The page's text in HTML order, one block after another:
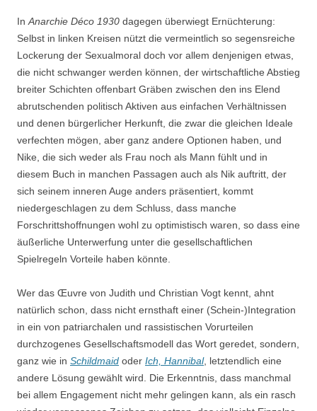
In Anarchie Déco 1930 dagegen überwiegt Ernüchterung:
Selbst in linken Kreisen nützt die vermeintlich so segensreiche
Lockerung der Sexualmoral doch vor allem denjenigen etwas,
die nicht schwanger werden können, der wirtschaftliche Abstieg
breiter Schichten offenbart Gräben zwischen den ins Elend
abrutschenden politisch Aktiven aus einfachen Verhältnissen
und denen bürgerlicher Herkunft, die zwar die gleichen Ideale
verfechten mögen, aber ganz andere Optionen haben, und
Nike, die sich weder als Frau noch als Mann fühlt und in
diesem Buch in manchen Passagen auch als Nik auftritt, der
sich seinem inneren Auge anders präsentiert, kommt
niedergeschlagen zu dem Schluss, dass manche
Forschrittshoffnungen wohl zu optimistisch waren, so dass eine
äußerliche Unterwerfung unter die gesellschaftlichen
Spielregeln Vorteile haben könnte.
Wer das Œu­v­re von Judith und Christian Vogt kennt, ahnt
natürlich schon, dass nicht ernsthaft einer (Schein-)Integration
in ein von patriarchalen und rassistischen Vorurteilen
durchzogenes Gesellschaftsmodell das Wort geredet, sondern,
ganz wie in Schildmaid oder Ich, Hannibal, letztendlich eine
andere Lösung gewählt wird. Die Erkenntnis, dass manchmal
bei allem Engagement nicht mehr gelingen kann, als ein rasch